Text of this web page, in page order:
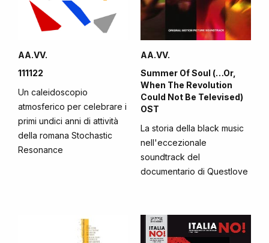
AA.VV.
111122
Un caleidoscopio
atmosferico per celebrare i
primi undici anni di attività
della romana Stochastic
Resonance
AA.VV.
Summer Of Soul (…Or,
When The Revolution
Could Not Be Televised)
OST
La storia della black music
nell'eccezionale
soundtrack del
documentario di Questlove